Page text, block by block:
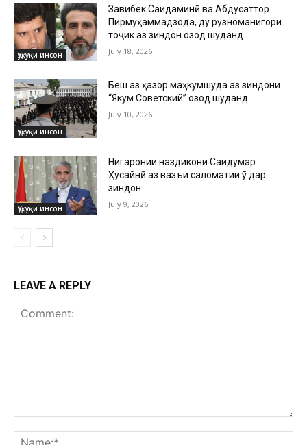
Ҳуқуқи инсон
Завқибек Саидаминӣ ва Абдусаттор
Пирмуҳаммадзода, ду рӯзноманигори
тоҷик аз зиндон озод шуданд
July 18, 2026
Ҳуқуқи инсон
Беш аз ҳазор маҳкумшуда аз зиндони
“Якум Советский” озод шуданд
July 10, 2026
Ҳуқуқи инсон
Нигаронии наздикони Саидумар
Ҳусайнӣ аз вазъи саломатии ӯ дар
зиндон
July 9, 2026
LEAVE A REPLY